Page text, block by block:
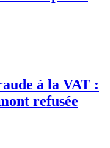
à la VAT :
refusée